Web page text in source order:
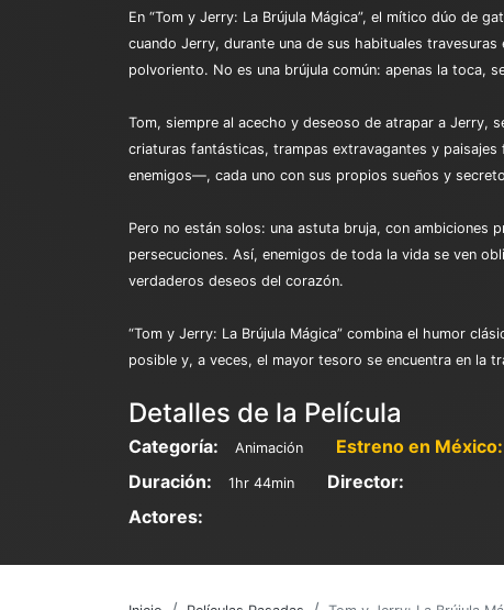
En “Tom y Jerry: La Brújula Mágica”, el mítico dúo de
cuando Jerry, durante una de sus habituales
polvoriento. No es una brújula común: apenas la toca,
Tom, siempre al acecho y deseoso de atrapar a Jerry,
criaturas fantásticas, trampas extravagantes y
enemigos—, cada uno con sus propios sueños y
Pero no están solos: una astuta bruja, con ambiciones
persecuciones. Así, enemigos de toda la vida se ven
verdaderos deseos del corazón.
“Tom y Jerry: La Brújula Mágica” combina el humor
posible y, a veces, el mayor tesoro se encuentra en la
Detalles de la Película
Categoría: Animación Estreno en México:
Duración: 1hr 44min
Director:
Actores: